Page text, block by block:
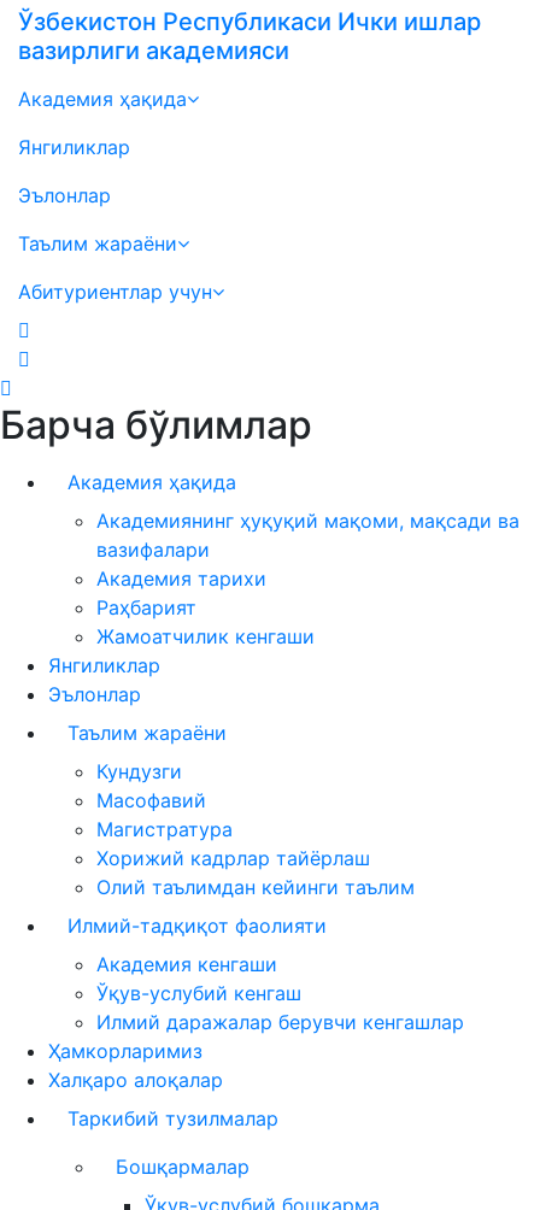
Ўзбекистон Республикаси Ички ишлар
вазирлиги академияси
Академия ҳақида
Янгиликлар
Эълонлар
Таълим жараёни
Абитуриентлар учун
Барча бўлимлар
Академия ҳақида
Академиянинг ҳуқуқий мақоми, мақсади ва
вазифалари
Академия тарихи
Раҳбарият
Жамоатчилик кенгаши
Янгиликлар
Эълонлар
Таълим жараёни
Кундузги
Масофавий
Магистратура
Хорижий кадрлар тайёрлаш
Олий таълимдан кейинги таълим
Илмий-тадқиқот фаолияти
Академия кенгаши
Ўқув-услубий кенгаш
Илмий даражалар берувчи кенгашлар
Ҳамкорларимиз
Халқаро алоқалар
Таркибий тузилмалар
Бошқармалар
Ўқув-услубий бошқарма